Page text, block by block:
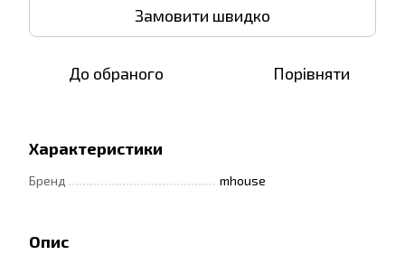
Замовити швидко
До обраного Порівняти
Характеристики
Бренд mhouse
Опис